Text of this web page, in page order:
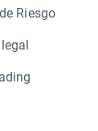
Riesgo